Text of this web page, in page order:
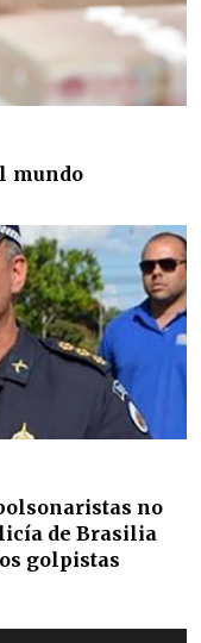
mundo
no
de Brasilia
golpistas